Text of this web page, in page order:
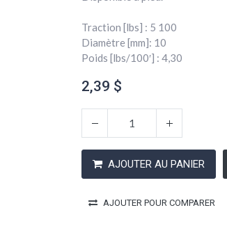
Traction [lbs] : 5 100
Diamètre [mm]: 10
Poids [lbs/100′] : 4,30
2,39 $
AJOUTER AU PANIER
AJOUTER POUR COMPARER